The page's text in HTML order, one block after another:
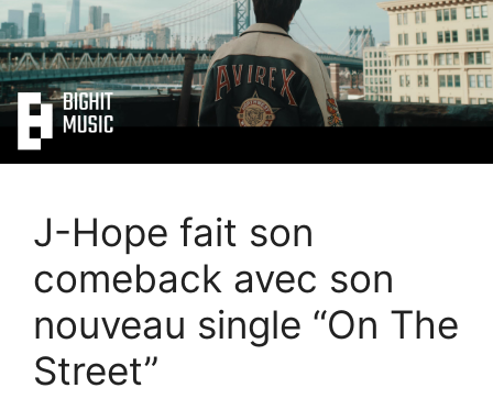
J-Hope fait son
comeback avec son
nouveau single “On The
Street”